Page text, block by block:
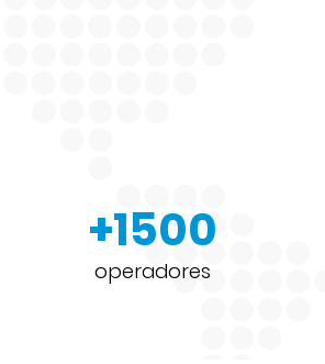
+1500
operadores